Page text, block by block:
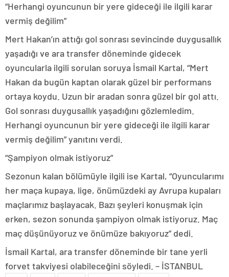
“Herhangi oyuncunun bir yere gideceği ile ilgili karar
vermiş değilim”
Mert Hakan’ın attığı gol sonrası sevincinde duygusallık
yaşadığı ve ara transfer döneminde gidecek
oyuncularla ilgili sorulan soruya İsmail Kartal, “Mert
Hakan da bugün kaptan olarak güzel bir performans
ortaya koydu. Uzun bir aradan sonra güzel bir gol attı.
Gol sonrası duygusallık yaşadığını gözlemledim.
Herhangi oyuncunun bir yere gideceği ile ilgili karar
vermiş değilim” yanıtını verdi.
“Şampiyon olmak istiyoruz”
Sezonun kalan bölümüyle ilgili ise Kartal, “Oyuncularımı
her maça kupaya, lige, önümüzdeki ay Avrupa kupaları
maçlarımız başlayacak. Bazı şeyleri konuşmak için
erken, sezon sonunda şampiyon olmak istiyoruz. Maç
maç düşünüyoruz ve önümüze bakıyoruz” dedi.
İsmail Kartal, ara transfer döneminde bir tane yerli
forvet takviyesi olabileceğini söyledi. – İSTANBUL